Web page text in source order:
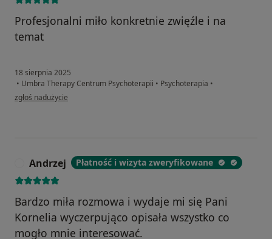
Profesjonalni miło konkretnie zwięźle i na
temat
18 sierpnia 2025
• Umbra Therapy Centrum Psychoterapii • Psychoterapia •
w opinii użytkownika Tomasz
zgłoś nadużycie
Andrzej Płatność i wizyta zweryfikowane
Bardzo miła rozmowa i wydaje mi się Pani
Kornelia wyczerpująco opisała wszystko co
mogło mnie interesować.